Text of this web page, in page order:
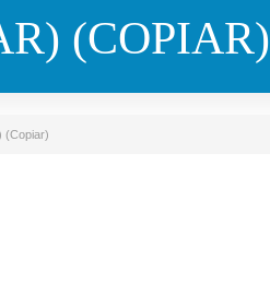
(COPIAR)
(Copiar)